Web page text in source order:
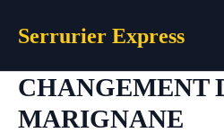
Serrurier Express
CHANGEMENT
MARIGNANE